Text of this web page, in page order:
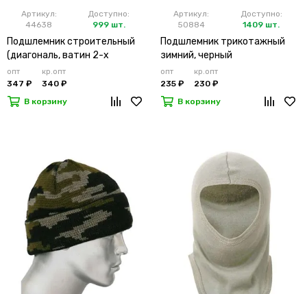
Артикул:
44638
Доступно:
999 шт.
Подшлемник строительный
(диагональ, ватин 2-х
слойный)
опт
347 ₽
кр.опт
340 ₽
В корзину
Артикул:
50884
Доступно:
1409 шт.
Подшлемник трикотажный
зимний, черный
опт
235 ₽
кр.опт
230 ₽
В корзину